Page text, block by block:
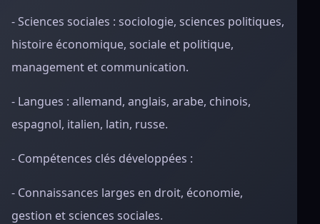
- Sciences sociales : sociologie, sciences politiques,
histoire économique, sociale et politique,
management et communication.
- Langues : allemand, anglais, arabe, chinois,
espagnol, italien, latin, russe.
- Compétences clés développées :
- Connaissances larges en droit, économie,
gestion et sciences sociales.